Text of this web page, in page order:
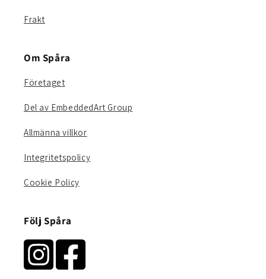
Frakt
Om Spåra
Företaget
Del av EmbeddedArt Group
Allmänna villkor
Integritetspolicy
Cookie Policy
Följ Spåra